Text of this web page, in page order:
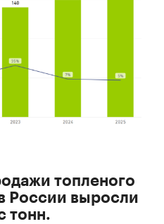
топленого
России выросли
тонн.